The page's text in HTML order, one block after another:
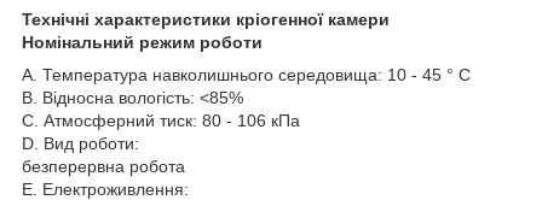
Технічні характеристики кріогенної камери
Номінальний режим роботи
A. Температура навколишнього середовища: 10 - 45 ° C
B. Відносна вологість: <85%
С. Атмосферний тиск: 80 - 106 кПа
D. Вид роботи:
безперервна робота
E. Електроживлення: